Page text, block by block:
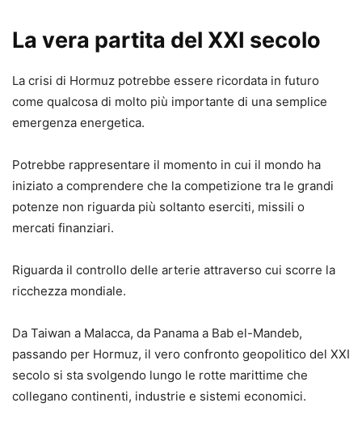
La vera partita del XXI secolo
La crisi di Hormuz potrebbe essere ricordata in futuro
come qualcosa di molto più importante di una semplice
emergenza energetica.
Potrebbe rappresentare il momento in cui il mondo ha
iniziato a comprendere che la competizione tra le grandi
potenze non riguarda più soltanto eserciti, missili o
mercati finanziari.
Riguarda il controllo delle arterie attraverso cui scorre la
ricchezza mondiale.
Da Taiwan a Malacca, da Panama a Bab el-Mandeb,
passando per Hormuz, il vero confronto geopolitico del XXI
secolo si sta svolgendo lungo le rotte marittime che
collegano continenti, industrie e sistemi economici.